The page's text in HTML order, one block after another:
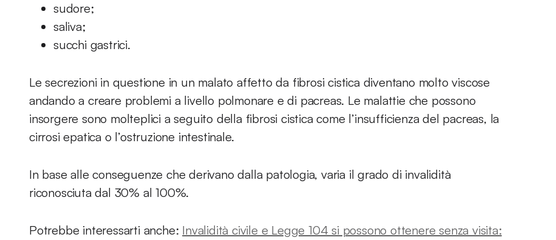
sudore;
saliva;
succhi gastrici.
Le secrezioni in questione in un malato affetto da fibrosi cistica diventano molto viscose
andando a creare problemi a livello polmonare e di pacreas. Le malattie che possono
insorgere sono molteplici a seguito della fibrosi cistica come l’insufficienza del pacreas, la
cirrosi epatica o l’ostruzione intestinale.
In base alle conseguenze che derivano dalla patologia, varia il grado di invalidità
riconosciuta dal 30% al 100%.
Potrebbe interessarti anche: Invalidità civile e Legge 104 si possono ottenere senza visita: